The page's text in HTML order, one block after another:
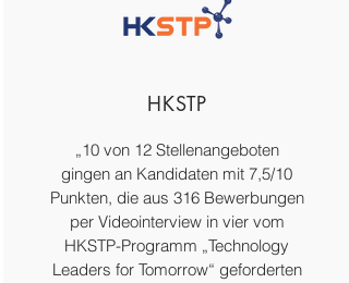
HKSTP
„10 von 12 Stellenangeboten
gingen an Kandidaten mit 7,5/10
Punkten, die aus 316 Bewerbungen
per Videointerview in vier vom
HKSTP-Programm „Technology
Leaders for Tomorrow“ geforderten